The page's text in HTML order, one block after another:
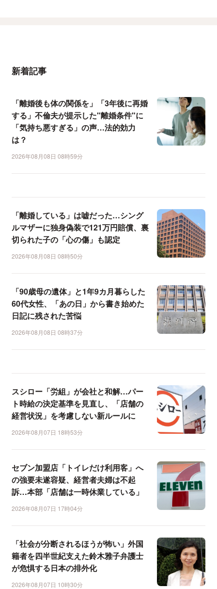
新着記事
「離婚後も体の関係を」「3年後に再婚
する」不倫夫が提示した"離婚条件"に
「気持ち悪すぎる」の声…法的効力
は？
2026年08月08日 08時59分
「離婚している」は嘘だった…シング
ルマザーに独身偽装で121万円賠償、裏
切られた子の「心の傷」も認定
2026年08月08日 08時50分
「90歳母の遺体」と1年9カ月暮らした
60代女性、「あの日」から書き始めた
日記に残された苦悩
2026年08月08日 08時37分
スシロー「労組」が会社と和解…パー
ト時給の決定基準を見直し、「店舗の
経営状況」を考慮しない新ルールに
2026年08月07日 18時53分
セブン加盟店「トイレだけ利用客」へ
の強要未遂容疑、経営者夫婦は不起
訴…本部「店舗は一時休業している」
2026年08月07日 17時04分
「社会が分断されるほうが怖い」外国
籍者を四半世紀支えた鈴木雅子弁護士
が危惧する日本の排外化
2026年08月07日 10時30分